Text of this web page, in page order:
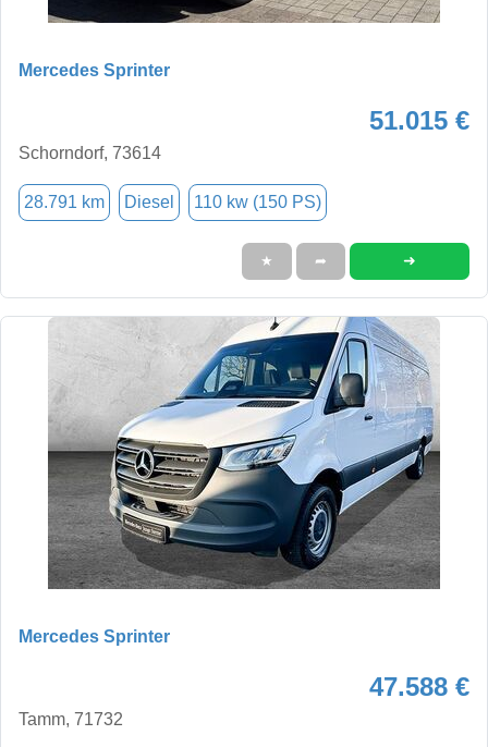
Mercedes Sprinter
51.015 €
Schorndorf, 73614
28.791 km Diesel 110 kw (150 PS)
★ ➦ ➜
Mercedes Sprinter
47.588 €
Tamm, 71732